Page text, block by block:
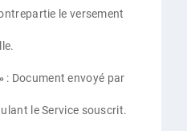
le versement
: Document envoyé par
le Service souscrit.